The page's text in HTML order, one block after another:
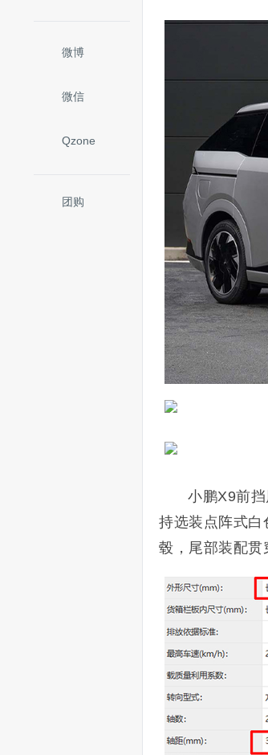
微博
微信
Qzone
团购
小鹏X9前
持选装点阵式白
毂，尾部装配贯